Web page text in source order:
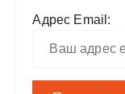
Адрес Email: